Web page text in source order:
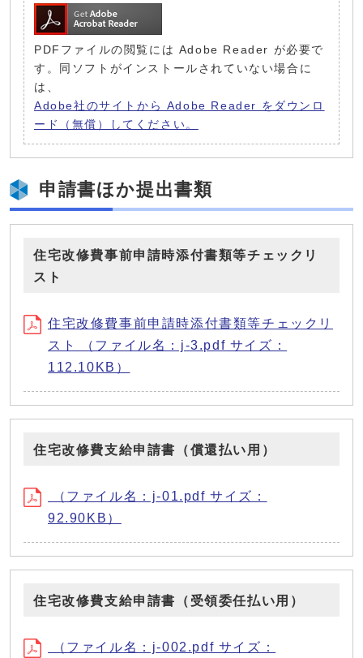
PDFファイルの閲覧には Adobe Reader が必要で
す。同ソフトがインストールされていない場合に
は、
Adobe社のサイトから Adobe Reader をダウンロ
ード（無償）してください。
申請書ほか提出書類
住宅改修費事前申請時添付書類等チェックリ
スト
住宅改修費事前申請時添付書類等チェックリ
スト （ファイル名：j-3.pdf サイズ：
112.10KB）
住宅改修費支給申請書（償還払い用）
（ファイル名：j-01.pdf サイズ：
92.90KB）
住宅改修費支給申請書（受領委任払い用）
（ファイル名：j-002.pdf サイズ：